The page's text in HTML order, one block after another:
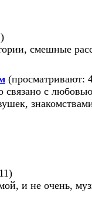
смешные
(просматривают:
связано с
и не очень,